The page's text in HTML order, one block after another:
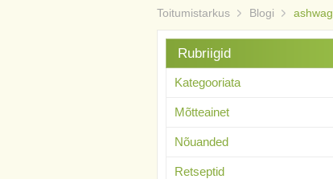
Toitumistarkus Blogi
Rubriigid
Kategooriata
Mõtteainet
Nõuanded
Retseptid